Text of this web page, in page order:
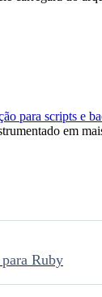
para scripts e
em
Ruby